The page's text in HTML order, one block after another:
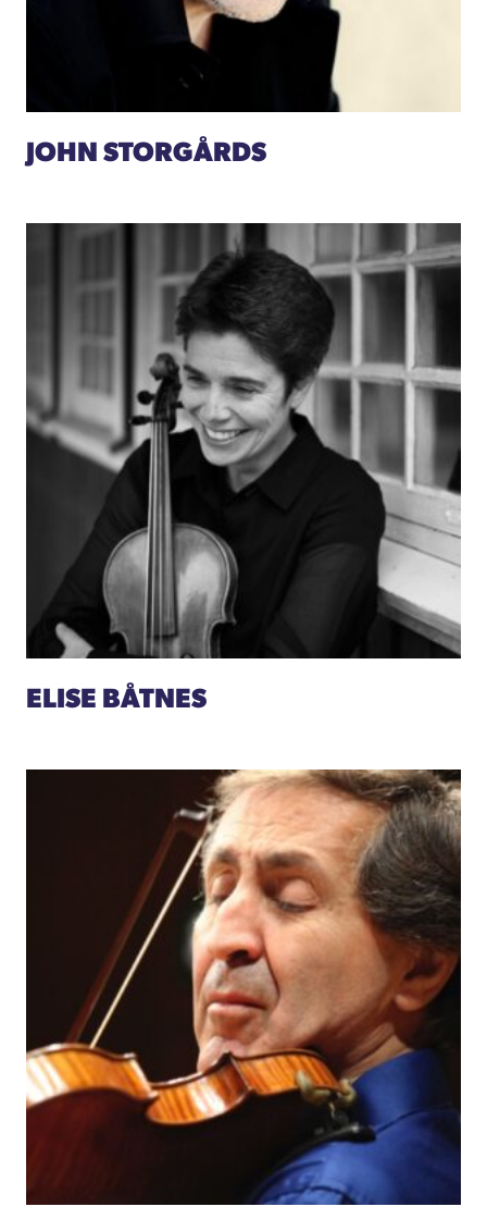
JOHN STORGÅRDS
ELISE BÅTNES